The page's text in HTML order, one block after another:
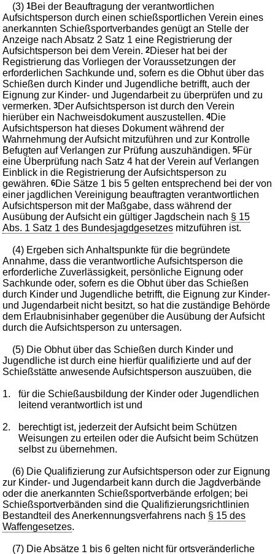
(3)1Bei der Beauftragung der verantwortlichen
Aufsichtsperson durch einen schießsportlichen Verein eines
anerkannten Schießsportverbandes genügt an Stelle der
Anzeige nach Absatz 2 Satz 1 eine Registrierung der
Aufsichtsperson bei dem Verein.2Dieser hat bei der
Registrierung das Vorliegen der Voraussetzungen der
erforderlichen Sachkunde und, sofern es die Obhut über das
Schießen durch Kinder und Jugendliche betrifft, auch der
Eignung zur Kinder- und Jugendarbeit zu überprüfen und zu
vermerken.3Der Aufsichtsperson ist durch den Verein
hierüber ein Nachweisdokument auszustellen.4Die
Aufsichtsperson hat dieses Dokument während der
Wahrnehmung der Aufsicht mitzuführen und zur Kontrolle
Befugten auf Verlangen zur Prüfung auszuhändigen.5Für
eine Überprüfung nach Satz 4 hat der Verein auf Verlangen
Einblick in die Registrierung der Aufsichtsperson zu
gewähren.6Die Sätze 1 bis 5 gelten entsprechend bei der von
einer jagdlichen Vereinigung beauftragten verantwortlichen
Aufsichtsperson mit der Maßgabe, dass während der
Ausübung der Aufsicht ein gültiger Jagdschein nach § 15
Abs. 1 Satz 1 des Bundesjagdgesetzes mitzuführen ist.
(4) Ergeben sich Anhaltspunkte für die begründete
Annahme, dass die verantwortliche Aufsichtsperson die
erforderliche Zuverlässigkeit, persönliche Eignung oder
Sachkunde oder, sofern es die Obhut über das Schießen
durch Kinder und Jugendliche betrifft, die Eignung zur Kinder-
und Jugendarbeit nicht besitzt, so hat die zuständige Behörde
dem Erlaubnisinhaber gegenüber die Ausübung der Aufsicht
durch die Aufsichtsperson zu untersagen.
(5) Die Obhut über das Schießen durch Kinder und
Jugendliche ist durch eine hierfür qualifizierte und auf der
Schießstätte anwesende Aufsichtsperson auszuüben, die
1.
für die Schießausbildung der Kinder oder Jugendlichen
leitend verantwortlich ist und
2.
berechtigt ist, jederzeit der Aufsicht beim Schützen
Weisungen zu erteilen oder die Aufsicht beim Schützen
selbst zu übernehmen.
(6) Die Qualifizierung zur Aufsichtsperson oder zur Eignung
zur Kinder- und Jugendarbeit kann durch die Jagdverbände
oder die anerkannten Schießsportverbände erfolgen; bei
Schießsportverbänden sind die Qualifizierungsrichtlinien
Bestandteil des Anerkennungsverfahrens nach § 15 des
Waffengesetzes.
(7) Die Absätze 1 bis 6 gelten nicht für ortsveränderliche